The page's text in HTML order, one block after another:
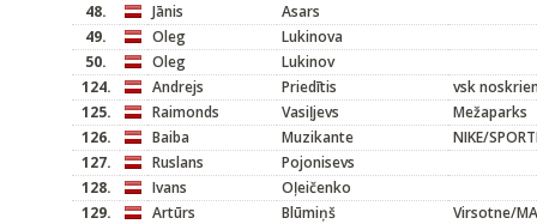
48.
Jānis
Asars
49.
Oleg
Lukinova
50.
Oleg
Lukinov
124.
Andrejs Priedītis
vsk
125.
Raimonds Vasiļjevs
Mežaparks
126.
Baiba Muzikante
NIKE/
127.
Ruslans
Pojonisevs
128.
Ivans
Oļeičenko
129.
Artūrs Blūmiņš
Virsotne/